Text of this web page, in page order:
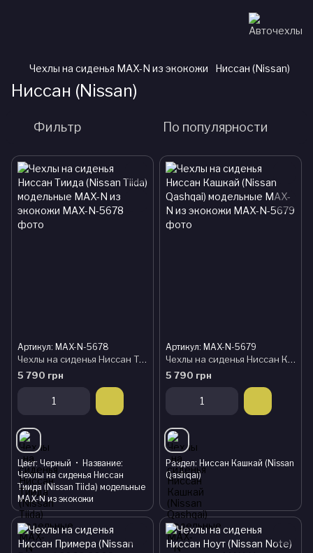
Чехлы на сиденья MAX-N из экокожи Ниссан (Nissan)
Ниссан (Nissan)
Фильтр По популярности
Артикул: MAX-N-5678
Чехлы на сиденья Ниссан Тиида (Nissan Tiida) модельные MAX-N из экокожи
5 790 грн
Цвет Черный
Название
Чехлы на сиденья Ниссан
Тиида (Nissan Tiida) модельные
MAX-N из экокожи
Артикул: MAX-N-5679
Чехлы на сиденья Ниссан Кашкай (Nissan Qashqai) модельные MAX-N из экокожи
5 790 грн
Раздел Ниссан Кашкай (Nissan
Qashqai)